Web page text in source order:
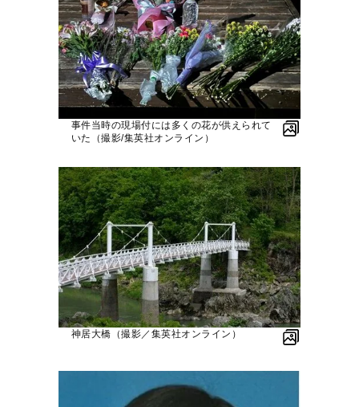
事件当時の現場付には多くの花が供えられて
いた（撮影/集英社オンライン）
神居大橋（撮影／集英社オンライン）